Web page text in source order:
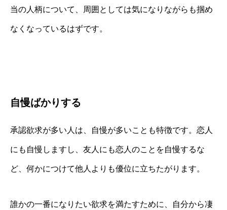
当の人柄について、周囲としては気になりながらも掴め
なくなっているはずです。
自慢ばかりする
承認欲求が多い人は、自慢が多いことも特徴です。恋人
にも自慢しますし、友人にも恋人のことを自慢するな
ど、何かにつけて他人よりも優位に立ちたがります。
誰かの一番になりたい欲求を満たすために、自分から凄